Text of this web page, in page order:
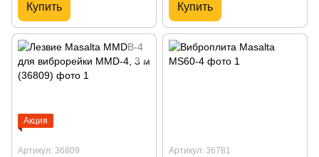
Купить Купить
Акция
Артикул: 36809 Артикул: 36781